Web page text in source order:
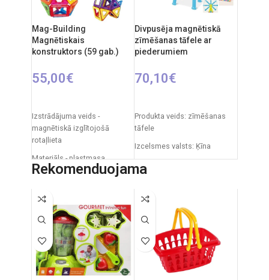
Mag-Building
Magnētiskais
konstruktors (59 gab.)
55,00€
Izstrādājuma veids -
magnētiskā izglītojošā
rotaļlieta
Materiāls - plastmasa
Daļu skaits. - 59 gab.
Iepakojuma izmēri - 45 x 35 x
Svars - 1,2 kg
Ieteicamais vecums - 3 gadi
un vecāki
Izcelsmes valsts - Ķīna
Divpusēja magnētiskā
zīmēšanas tāfele ar
piederumiem
70,10€
Produkta veids: zīmēšanas
tāfele
Izcelsmes valsts: Ķīna
x 76,5 cm
Produkta izmēri: 33 x 58 x 110
Ieteicamais vecums: no 3
gadiem.
Rekomenduojama